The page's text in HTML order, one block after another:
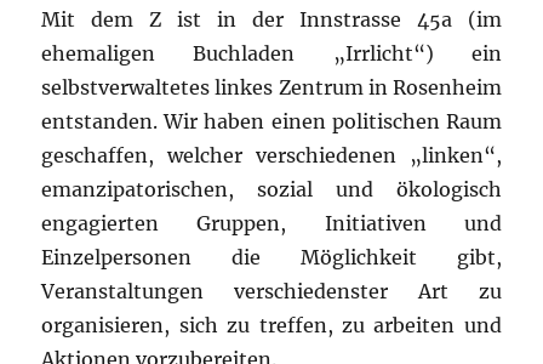
Mit dem Z ist in der Innstrasse 45a (im
ehemaligen Buchladen „Irrlicht“) ein
selbstverwaltetes linkes Zentrum in Rosenheim
entstanden. Wir haben einen politischen Raum
geschaffen, welcher verschiedenen „linken“,
emanzipatorischen, sozial und ökologisch
engagierten Gruppen, Initiativen und
Einzelpersonen die Möglichkeit gibt,
Veranstaltungen verschiedenster Art zu
organisieren, sich zu treffen, zu arbeiten und